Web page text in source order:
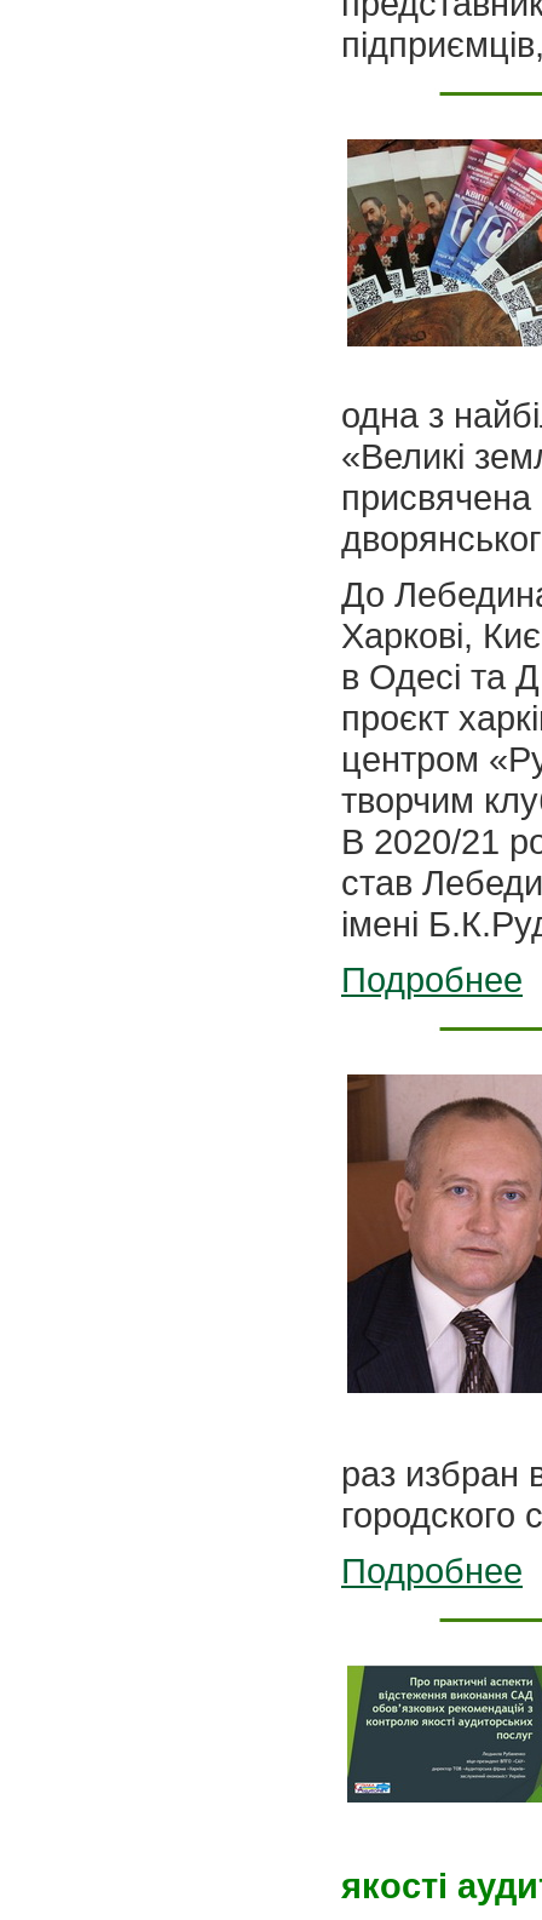
одна з
«Великі
присвячена
До
Харкові,
в Одесі та
проєкт
центром
творчим
В 2020/21
став
імені
Подробнее
раз избран
городского
Подробнее
якості